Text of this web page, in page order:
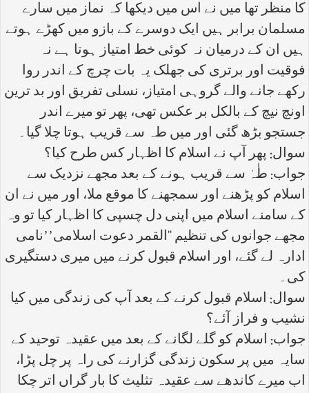
کا منظر تھا میں نے اس میں دیکھا کہ نماز میں سارے
مسلمان برابر ہیں ایک دوسرے کے بازو میں کھڑے ہوتے
ہیں ان کے درمیان نہ کوئی خط امتیاز ہوتا ہے نہ
فوقیت اور برتری کی جھلک یہ بات چرچ کے اندر روا
رکھے جانے والے گروہی امتیاز، نسلی تفریق اور بد ترین
اونچ نیچ کے بالکل بر عکس تھی، پھر تو میرے اندر
جستجو بڑھ گئی اور میں طہ سے قریب ہوتا چلا گیا۔
سوال: پھر آپ نے اسلام کا اظہار کس طرح کیا؟
جواب: طٰہٰ سے قریب ہونے کے بعد مجھے نزدیک سے
اسلام کو پڑھنے اور سمجھنے کا موقع ملا، اور میں نے ان
کے سامنے اسلام میں اپنی دل چسپی کا اظہار کیا تو وہ
مجھے جوانوں کی تنظیم ‘‘القمر دعوت اسلامی’’نامی
ادارہ لے گئے، اور اسلام قبول کرنے میں میری دستگیری
کی۔
سوال: اسلام قبول کرنے کے بعد آپ کی زندگی میں کیا
نشیب و فراز آئے؟
جواب: اسلام کو گلے لگانے کے بعد میں عقیدہ توحید کے
سایہ میں پر سکون زندگی گزارنے کی راہ پر چل پڑا،
اب میرے کاندھے سے عقیدہ تثلیث کا بار گراں اتر چکا